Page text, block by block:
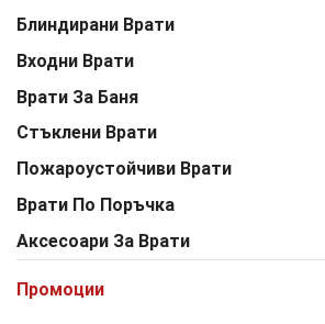
Блиндирани Врати
Входни Врати
Врати За Баня
Стъклени Врати
Пожароустойчиви Врати
Врати По Поръчка
Аксесоари За Врати
Промоции